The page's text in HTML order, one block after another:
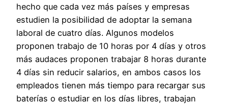
hecho que cada vez más países y empresas
estudien la posibilidad de adoptar la semana
laboral de cuatro días. Algunos modelos
proponen trabajo de 10 horas por 4 días y otros
más audaces proponen trabajar 8 horas durante
4 días sin reducir salarios, en ambos casos los
empleados tienen más tiempo para recargar sus
baterías o estudiar en los días libres, trabajan